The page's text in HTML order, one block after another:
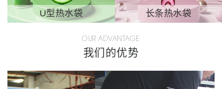
U型热水袋 长条热水袋
OUR ADVANTAGE
我们的优势